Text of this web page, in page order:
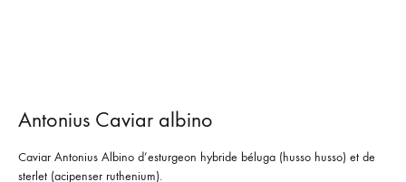
Antonius Caviar albino
Caviar Antonius Albino d’esturgeon hybride béluga (husso husso) et de
sterlet (acipenser ruthenium).